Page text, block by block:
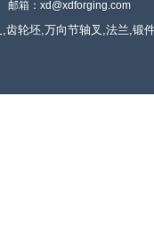
箱： xd@xdforging.com
,齿轮坯,万向节轴叉 ,法兰,锻